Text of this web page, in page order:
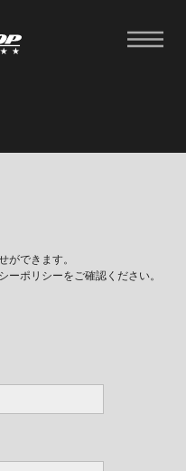
できます。
ポリシーをご確認ください。